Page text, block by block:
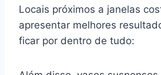
Locais próximos a janelas
apresentar melhores
ficar por dentro de tudo: